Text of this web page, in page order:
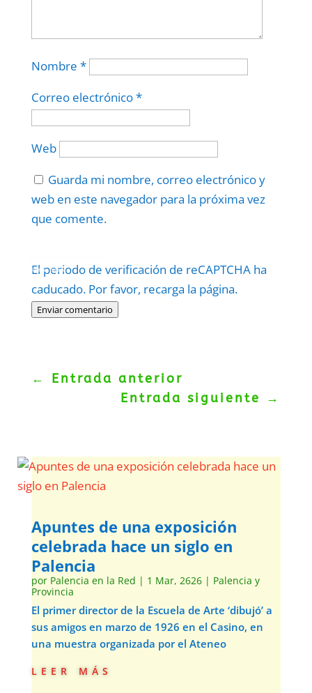
Nombre *
Correo electrónico*
Web
Guarda mi nombre, correo electrónico y
web en este navegador para la próxima vez
que comente.
El periodo de verificación de reCAPTCHA ha
caducado. Por favor, recarga la página.
Enviar comentario
Politica–Términos.
← Entrada anterior
Entrada siguiente
→
Apuntes de una exposición
celebrada hace un siglo en
Palencia
por Palencia en la Red | 1 Mar, 2626| Palencia y
Provincia
El primer director de la Escuela de Arte ‘dibujó’ a
sus amigos en marzo de 1926 en el Casino, en
una muestra organizada por el Ateneo
leer más